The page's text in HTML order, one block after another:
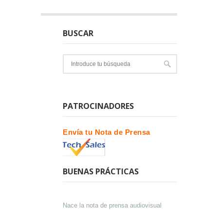
BUSCAR
PATROCINADORES
Envía tu Nota de Prensa
BUENAS PRÁCTICAS
Nace la nota de prensa audiovisual